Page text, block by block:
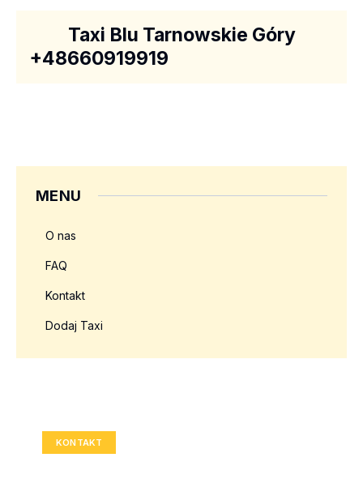
Taxi Blu Tarnowskie Góry
+48660919919
MENU
O nas
FAQ
Kontakt
Dodaj Taxi
KONTAKT